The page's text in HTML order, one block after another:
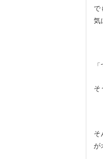
で
気
そ
そ
が